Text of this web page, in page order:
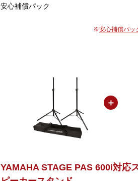
安心補償パック
安心補償パッ
＋
YAMAHA STAGE PAS 600i対応